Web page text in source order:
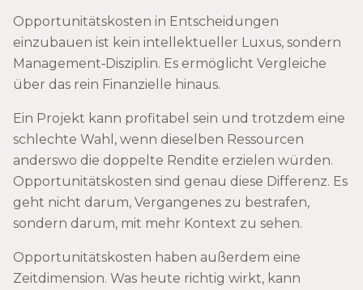
Opportunitätskosten in Entscheidungen
einzubauen ist kein intellektueller Luxus, sondern
Management‑Disziplin. Es ermöglicht Vergleiche
über das rein Finanzielle hinaus.
Ein Projekt kann profitabel sein und trotzdem eine
schlechte Wahl, wenn dieselben Ressourcen
anderswo die doppelte Rendite erzielen würden.
Opportunitätskosten sind genau diese Differenz. Es
geht nicht darum, Vergangenes zu bestrafen,
sondern darum, mit mehr Kontext zu sehen.
Opportunitätskosten haben außerdem eine
Zeitdimension. Was heute richtig wirkt, kann